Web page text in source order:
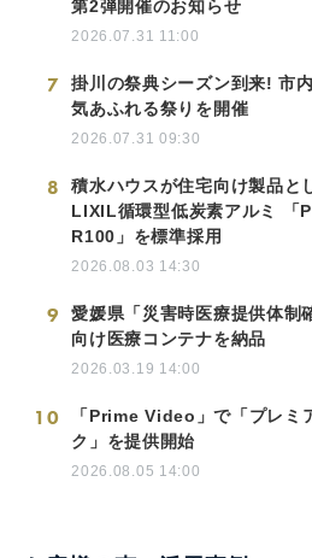
第2弾開催のお知らせ
2026.07.31 11:00
7
掛川の祭典シーズン到来! 市
気あふれる祭りを開催
2026.07.31 09:30
8
積水ハウスが住宅向け製品と
LIXIL循環型低炭素アルミ 「
R100」を標準採用
2026.08.03 14:30
9
愛媛県「災害時医療提供体制
向け医療コンテナを納品
2026.03.19 14:00
10
「Prime Video」で「プレミ
ク」を提供開始
2026.08.05 14:00